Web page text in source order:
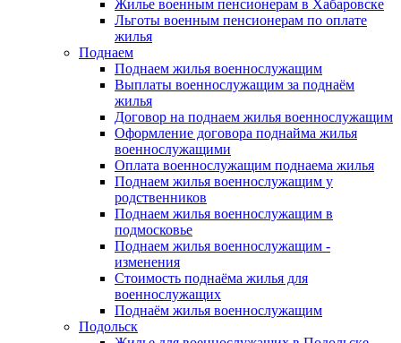
Жилье военным пенсионерам в Хабаровске
Льготы военным пенсионерам по оплате
жилья
Поднаем
Поднаем жилья военнослужащим
Выплаты военнослужащим за поднаём
жилья
Договор на поднаем жилья военнослужащим
Оформление договора поднайма жилья
военнослужащими
Оплата военнослужащим поднаема жилья
Поднаем жилья военнослужащим у
родственников
Поднаем жилья военнослужащим в
подмосковье
Поднаем жилья военнослужащим -
изменения
Стоимость поднаёма жилья для
военнослужащих
Поднаём жилья военнослужащим
Подольск